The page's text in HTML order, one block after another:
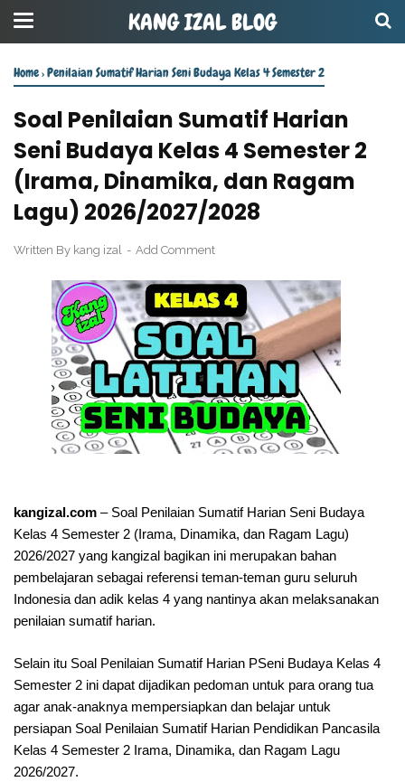
KANG IZAL BLOG
Home›Penilaian Sumatif Harian Seni Budaya Kelas 4 Semester 2
Soal Penilaian Sumatif Harian
Seni Budaya Kelas 4 Semester 2
(Irama, Dinamika, dan Ragam
Lagu) 2026/2027/2028
Written By kang izal Add Comment
kangizal.com – Soal Penilaian Sumatif Harian Seni Budaya
Kelas 4 Semester 2 (Irama, Dinamika, dan Ragam Lagu)
2026/2027 yang kangizal bagikan ini merupakan bahan
pembelajaran sebagai referensi teman-teman guru seluruh
Indonesia dan adik kelas 4 yang nantinya akan melaksanakan
penilaian sumatif harian.
Selain itu Soal Penilaian Sumatif Harian PSeni Budaya Kelas 4
Semester 2 ini dapat dijadikan pedoman untuk para orang tua
agar anak-anaknya mempersiapkan dan belajar untuk
persiapan Soal Penilaian Sumatif Harian Pendidikan Pancasila
Kelas 4 Semester 2 Irama, Dinamika, dan Ragam Lagu
2026/2027.